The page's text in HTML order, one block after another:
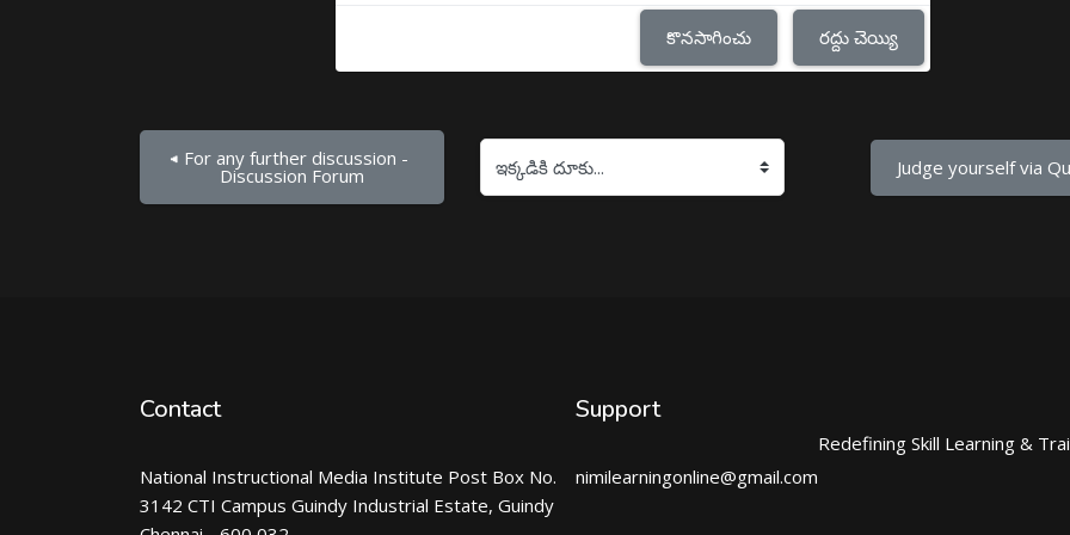
కొనసాగించు రద్దు చెయ్యి
◀︎ For any further discussion -
Discussion Forum ఇక్కడికి దూకు... Judge yourself via
Contact
National Instructional Media Institute Post Box No.
3142 CTI Campus Guindy Industrial Estate, Guindy
Support
nimilearningonline@gmail.com
Redefining Skill Learning &